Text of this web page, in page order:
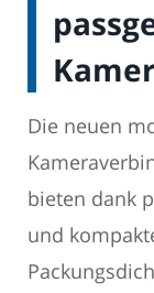
Die neuen
bieten dank
und